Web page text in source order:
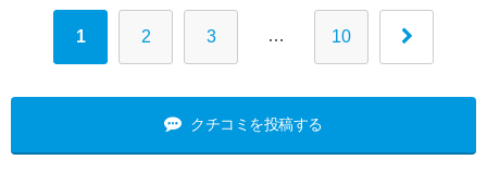
1 2 3 … 10
クチコミを投稿する